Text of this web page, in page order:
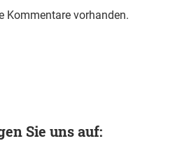
Kommentare vorhanden.
Sie uns auf: